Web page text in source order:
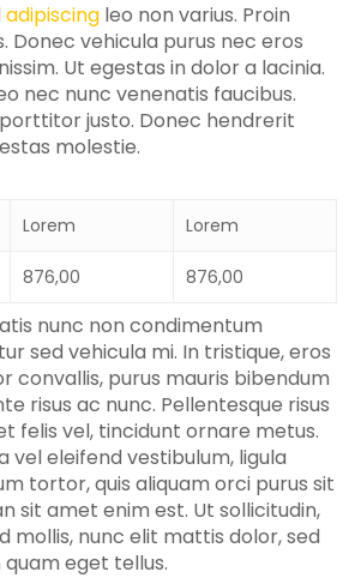
adipiscing leo non varius. Proin
Donec vehicula purus nec eros
Ut egestas in dolor a lacinia.
nec nunc venenatis faucibus.
justo. Donec hendrerit
molestie.
Lorem Lorem
876,00 876,00
nunc non condimentum
sed vehicula mi. In tristique, eros
convallis, purus mauris bibendum
risus ac nunc. Pellentesque risus
felis vel, tincidunt ornare metus.
vel eleifend vestibulum, ligula
tortor, quis aliquam orci purus sit
sit amet enim est. Ut sollicitudin,
mollis, nunc elit mattis dolor, sed
eget tellus.